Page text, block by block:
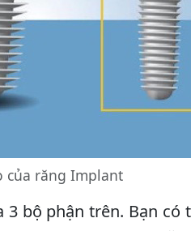
của răng Implant
bộ phận trên. Bạn